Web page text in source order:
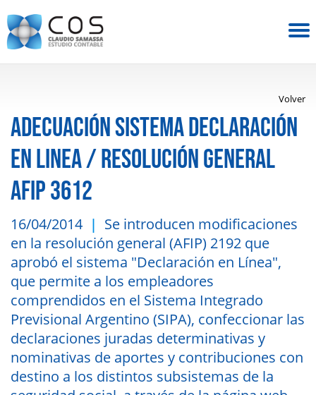
Volver
ADECUACIÓN SISTEMA DECLARACIÓN
EN LINEA / RESOLUCIÓN GENERAL
AFIP 3612
16/04/2014
Se introducen modificaciones
en la resolución general (AFIP) 2192 que
aprobó el sistema "Declaración en Línea",
que permite a los empleadores
comprendidos en el Sistema Integrado
Previsional Argentino (SIPA), confeccionar las
declaraciones juradas determinativas y
nominativas de aportes y contribuciones con
destino a los distintos subsistemas de la